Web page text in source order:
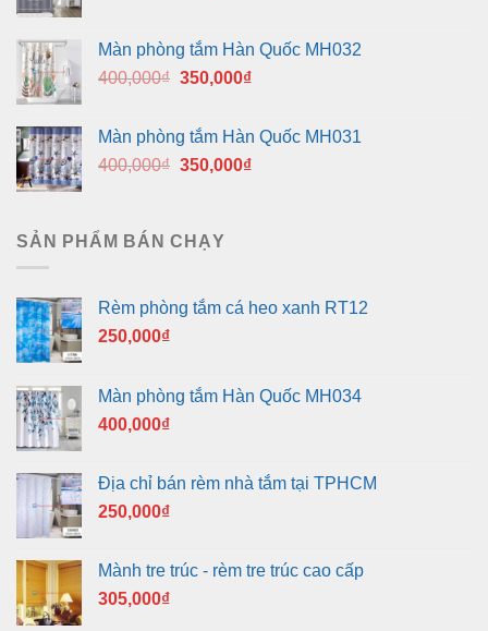
400,000₫.là:
350,000₫.
Màn phòng tắm Hàn Quốc MH032
400,000₫ Giá
400,000₫.
350,000₫Giá
là:
350,000₫.
Màn phòng tắm Hàn Quốc MH031
400,000₫ Giá
400,000₫.
350,000₫Giá
SẢN PHẨM BÁN CHẠY
Rèm phòng tắm cá heo xanh RT12
250,000₫
Màn phòng tắm Hàn Quốc MH034
400,000₫
Địa chỉ bán rèm nhà tắm tại TPHCM
250,000₫
Mành tre trúc - rèm tre trúc cao cấp
305,000₫